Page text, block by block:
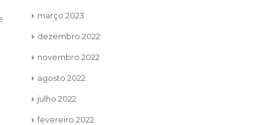
Bom, gostaria de começar a
instrução dizendo uma frase
CLEO Gugu enquanto eu
tentava...ler mais
março 2023
dezembro 2022
novembro 2022
agosto 2022
julho 2022
fevereiro 2022